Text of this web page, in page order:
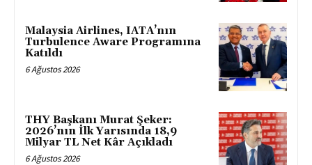
Malaysia Airlines, IATA’nın
Turbulence Aware Programına
Katıldı
6 Ağustos 2026
THY Başkanı Murat Şeker:
2026’nın İlk Yarısında 18,9
Milyar TL Net Kâr Açıkladı
6 Ağustos 2026